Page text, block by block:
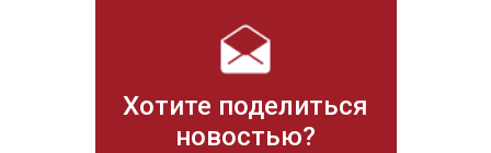
Хотите поделиться
новостью?